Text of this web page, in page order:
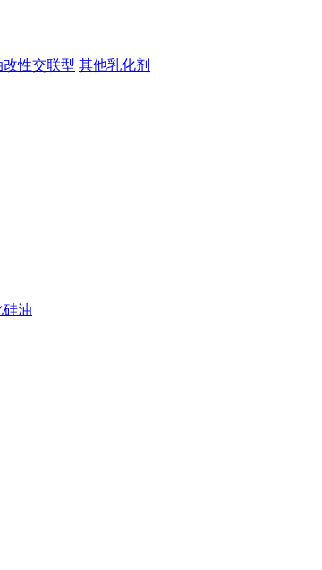
改性交联型 其他乳化剂
硅油